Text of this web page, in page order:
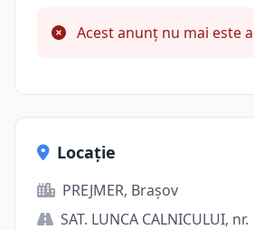
Acest anunț nu mai este
Locație
PREJMER, Brașov
SAT. LUNCA CALNICULUI, nr.